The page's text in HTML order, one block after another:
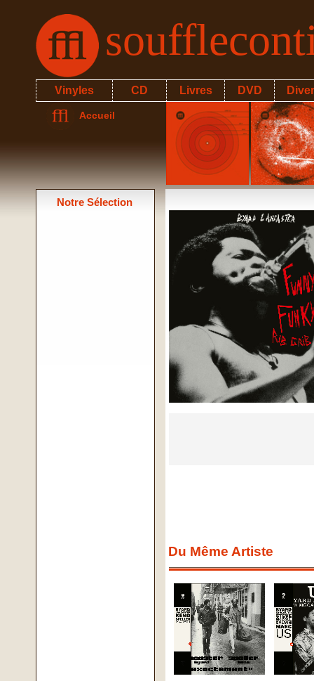
Vinyles CD Livres DVD
Accueil
Notre Sélection
Du Même Artiste